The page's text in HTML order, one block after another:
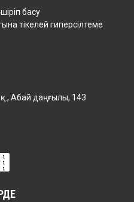
басу
тікелей гиперсілтеме
қ., Абай даңғылы, 143